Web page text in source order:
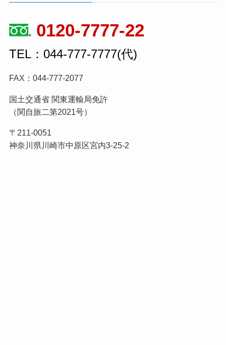
0120-7777-22
TEL：044-777-7777(代)
FAX：044-777-2077
国土交通省 関東運輸局免許
（関自旅二第2021号）
〒211-0051
神奈川県川崎市中原区宮内3-25-2